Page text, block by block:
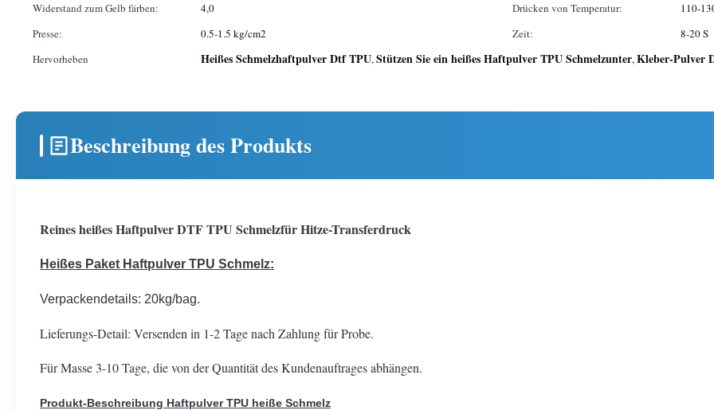
Widerstand zum Gelb färben:
4,0 Drücken von Temperatur:
110-
Presse:
0.5-1.5 kg/cm2 Zeit:
8-20 S
Hervorheben
Heißes Schmelzhaftpulver Dtf TPU,Stützen Sie ein heißes Haftpulver TPU Schmelzunter,Kleber-Pulver
Beschreibung des Produkts
Reines heißes Haftpulver DTF TPU Schmelzfür Hitze-Transferdruck
Heißes Paket Haftpulver TPU Schmelz:
Verpackendetails: 20kg/bag.
Lieferungs-Detail: Versenden in 1-2 Tage nach Zahlung für Probe.
Für Masse 3-10 Tage, die von der Quantität des Kundenauftrages abhängen.
Produkt-Beschreibung Haftpulver TPU heiße Schmelz